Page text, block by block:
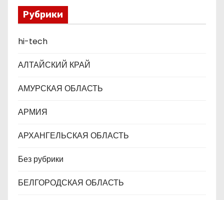
и
с
я
Рубрики
hi-tech
АЛТАЙСКИЙ КРАЙ
АМУРСКАЯ ОБЛАСТЬ
АРМИЯ
АРХАНГЕЛЬСКАЯ ОБЛАСТЬ
Без рубрики
БЕЛГОРОДСКАЯ ОБЛАСТЬ